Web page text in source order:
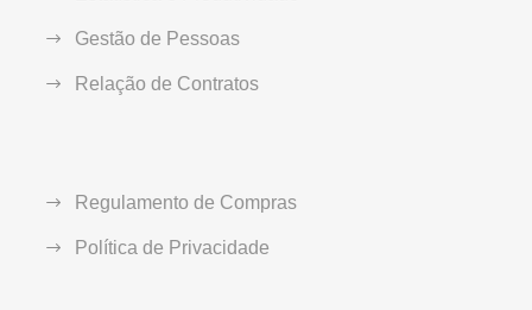
Gestão de Pessoas
Relação de Contratos
Regulamento de Compras
Política de Privacidade